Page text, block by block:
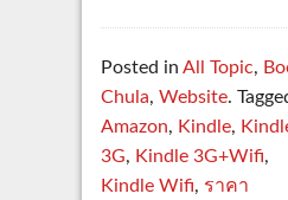
Posted in All Topic,
Chula, Website.
Amazon, Kindle,
3G, Kindle 3G+Wifi,
Kindle Wifi, ราคา